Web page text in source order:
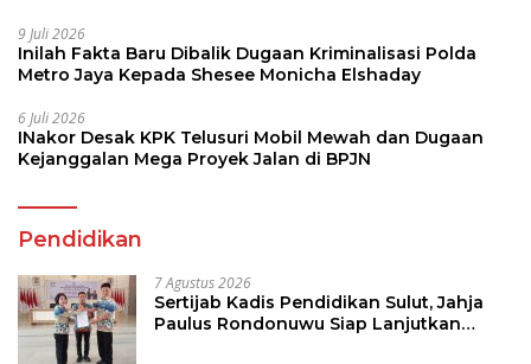
9 Juli 2026
Inilah Fakta Baru Dibalik Dugaan Kriminalisasi Polda
Metro Jaya Kepada Shesee Monicha Elshaday
6 Juli 2026
INakor Desak KPK Telusuri Mobil Mewah dan Dugaan
Kejanggalan Mega Proyek Jalan di BPJN
Pendidikan
7 Agustus 2026
Sertijab Kadis Pendidikan Sulut, Jahja
Paulus Rondonuwu Siap Lanjutkan